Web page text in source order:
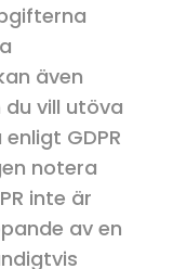
även
vill utöva
GDPR
notera
inte är
av en